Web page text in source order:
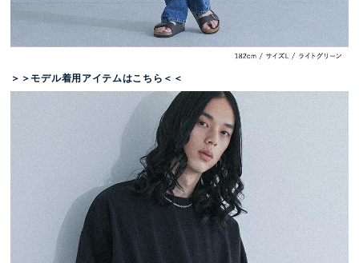
＞＞モデル着用アイテムはこちら＜＜